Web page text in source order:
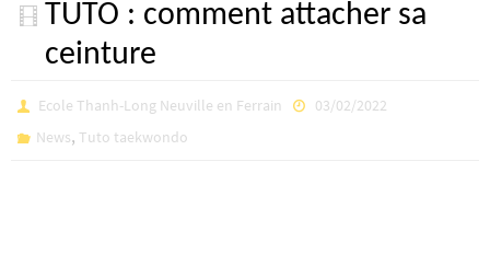
TUTO : comment attacher sa
ceinture
Ecole Thanh-Long Neuville en Ferrain
03/02/2022
News, Tuto taekwondo